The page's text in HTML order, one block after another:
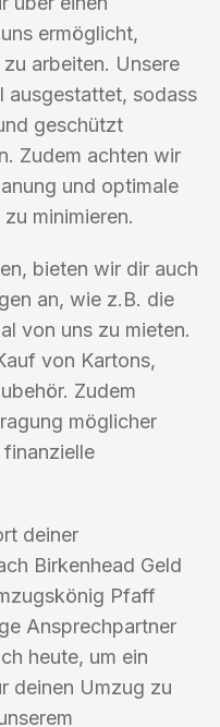
ermöglicht,
arbeiten. Unsere
ausgestattet, sodass
geschützt
Zudem achten wir
und optimale
minimieren.
bieten wir dir auch
an, wie z.B. die
von uns zu mieten.
von Kartons,
Zudem
möglicher
finanzielle
deiner
Birkenhead Geld
Pfaff
Ansprechpartner
heute, um ein
deinen Umzug zu